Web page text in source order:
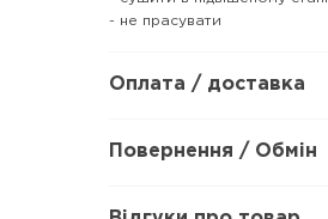
- не прасувати
Оплата / доставка
Повернення / Обмін